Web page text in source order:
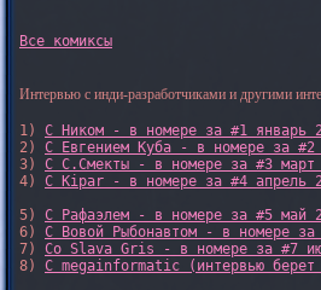
Все комиксы
Интервью с инди-разработчиками и другими
1) С Ником - в номере за #1 январь
2) С Евгением Куба - в номере за #2
3) С С.Смекты - в номере за #3 март
4) С Kipar - в номере за #4 апрель
5) С Рафаэлем - в номере за #5 май
6) С Вовой Рыбонавтом - в номере за
7) Со Slava Gris - в номере за #7
8) С megainformatic (интервью